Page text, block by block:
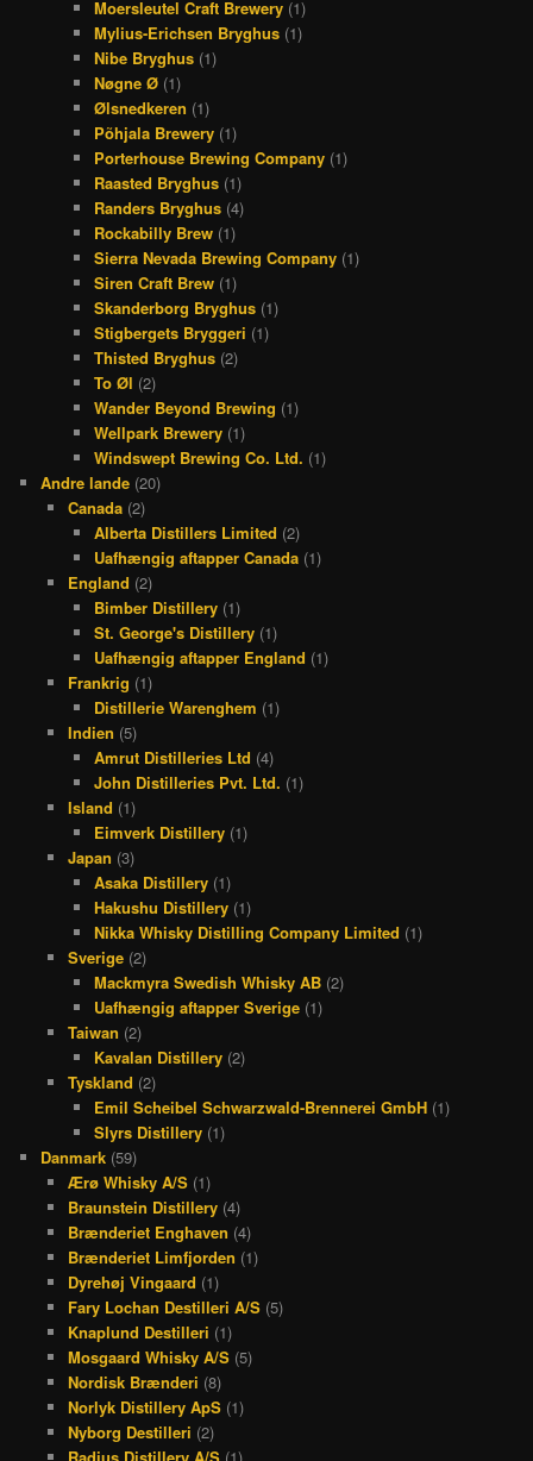
Moersleutel Craft Brewery (1)
Mylius-Erichsen Bryghus (1)
Nibe Bryghus (1)
Nøgne Ø (1)
Ølsnedkeren (1)
Põhjala Brewery (1)
Porterhouse Brewing Company (1)
Raasted Bryghus (1)
Randers Bryghus (4)
Rockabilly Brew (1)
Sierra Nevada Brewing Company (1)
Siren Craft Brew (1)
Skanderborg Bryghus (1)
Stigbergets Bryggeri (1)
Thisted Bryghus (2)
To Øl (2)
Wander Beyond Brewing (1)
Wellpark Brewery (1)
Windswept Brewing Co. Ltd. (1)
Andre lande (20)
Canada(2)
Alberta Distillers Limited (2)
Uafhængig aftapper Canada (1)
England (2)
Bimber Distillery (1)
St. George's Distillery (1)
Uafhængig aftapper England (1)
Frankrig (1)
Distillerie Warenghem (1)
Indien (5)
Amrut Distilleries Ltd (4)
John Distilleries Pvt. Ltd. (1)
Island (1)
Eimverk Distillery (1)
Japan (3)
Asaka Distillery (1)
Hakushu Distillery (1)
Nikka Whisky Distilling Company Limited (1)
Sverige(2)
Mackmyra Swedish Whisky AB (2)
Uafhængig aftapper Sverige (1)
Taiwan (2)
Kavalan Distillery (2)
Tyskland (2)
Emil Scheibel Schwarzwald-Brennerei GmbH (1)
Slyrs Distillery (1)
Danmark (59)
Ærø Whisky A/S(1)
Braunstein Distillery(4)
Brænderiet Enghaven (4)
Brænderiet Limfjorden (1)
Dyrehøj Vingaard (1)
Fary Lochan Destilleri A/S(5)
Knaplund Destilleri (1)
Mosgaard Whisky A/S(5)
Nordisk Brænderi (8)
Norlyk Distillery ApS(1)
Nyborg Destilleri (2)
Radius Distillery A/S(1)